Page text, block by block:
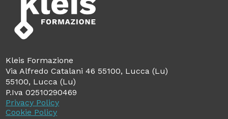
Kleis Formazione
Via Alfredo Catalani 46 55100, Lucca (Lu)
55100, Lucca (Lu)
P.Iva 02510290469
Privacy Policy
Cookie Policy